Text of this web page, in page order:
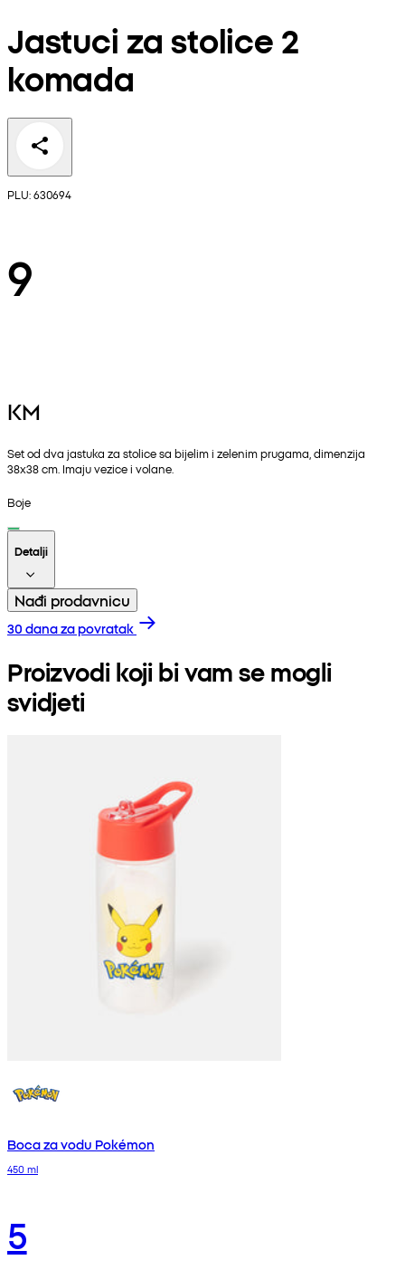
Jastuci za stolice 2
komada
PLU: 630694
9
KM
Set od dva jastuka za stolice sa bijelim i zelenim prugama, dimenzija
38x38 cm. Imaju vezice i volane.
Boje
Detalji
Nađi prodavnicu
30 dana za povratak
Proizvodi koji bi vam se mogli
svidjeti
Boca za vodu Pokémon
450 ml
5